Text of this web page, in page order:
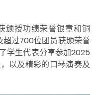
颁授功绩荣誉银章和铜
超过700位团员获颁荣誉
学生代表分享参加2025
以及精彩的口琴演奏及